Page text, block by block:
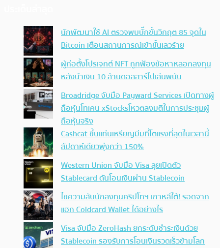
นักพัฒนาใช้ AI ตรวจพบบั๊กขั้นวิกฤต 85 จุดใน
Bitcoin เตือนสถานการณ์เข้าขั้นเลวร้าย
ผู้ก่อตั้งโปรเจกต์ NFT ถูกฟ้องข้อหาหลอกลงทุน
หลังนำเงิน 10 ล้านดอลลาร์ไปเล่นพนัน
Broadridge จับมือ Payward Services เปิดทางผู้
ถือหุ้นโทเคน xStocksโหวตลงมติในการประชุมผู้
ถือหุ้นจริง
Cashcat ขึ้นแท่นเหรียญมีมที่โตแรงที่สุดในเวลานี้
สัปดาห์เดียวพุ่งกว่า 150%
Western Union จับมือ Visa ลุยเปิดตัว
Stablecard ดันโอนเงินผ่าน Stablecoin
ไขความลับนักลงทุนคริปโทฯ เกาหลีใต้! รอดจาก
แฮก Coldcard Wallet ได้อย่างไร
Visa จับมือ ZeroHash ยกระดับชำระเงินด้วย
Stablecoin รองรับการโอนเงินรวดเร็วข้ามโลก